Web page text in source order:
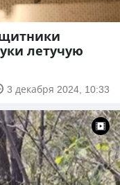
летучую
3 декабря 2024, 10:33